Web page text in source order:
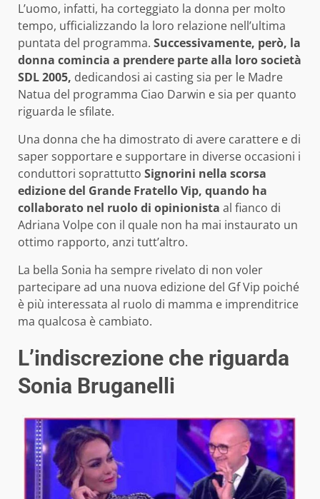
L’uomo, infatti, ha corteggiato la donna per molto
tempo, ufficializzando la loro relazione nell’ultima
puntata del programma. Successivamente, però, la
donna comincia a prendere parte alla loro società
SDL 2005, dedicandosi ai casting sia per le Madre
Natua del programma Ciao Darwin e sia per quanto
riguarda le sfilate.
Una donna che ha dimostrato di avere carattere e di
saper sopportare e supportare in diverse occasioni i
conduttori soprattutto Signorini nella scorsa
edizione del Grande Fratello Vip, quando ha
collaborato nel ruolo di opinionista al fianco di
Adriana Volpe con il quale non ha mai instaurato un
ottimo rapporto, anzi tutt’altro.
La bella Sonia ha sempre rivelato di non voler
partecipare ad una nuova edizione del Gf Vip poiché
è più interessata al ruolo di mamma e imprenditrice
ma qualcosa è cambiato.
L’indiscrezione che riguarda
Sonia Bruganelli